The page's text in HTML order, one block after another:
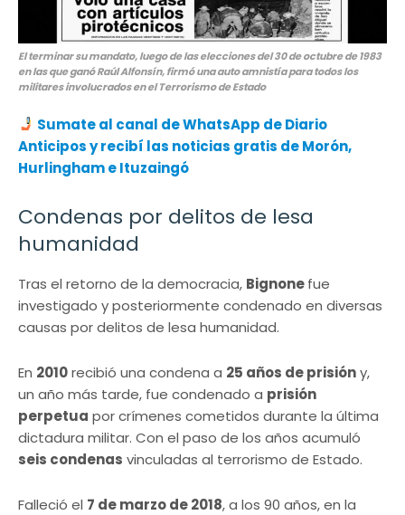
El terminar su mandato, luego de las elecciones del 30 de octubre de 1983
en las que ganó Raúl Alfonsín, firmó una auto amnistía para todos los
militares involucrados en el Terrorismo de Estado
Sumate al canal de WhatsApp de Diario
Anticipos y recibí las noticias gratis de Morón,
Hurlingham e Ituzaingó
Condenas por delitos de lesa
humanidad
Tras el retorno de la democracia, Bignonefue
investigado y posteriormente condenado en diversas
causas por delitos de lesa humanidad.
En 2010recibió una condena a 25 años de prisióny,
un año más tarde, fue condenado a prisión
perpetua por crímenes cometidos durante la última
dictadura militar. Con el paso de los años acumuló
seis condenas vinculadas al terrorismo de Estado.
Falleció el 7 de marzo de 2018, a los 90 años, en la